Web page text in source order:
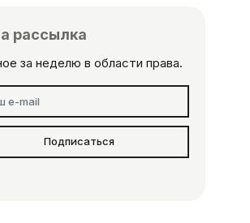
рассылка
за неделю в области права.
Подписаться